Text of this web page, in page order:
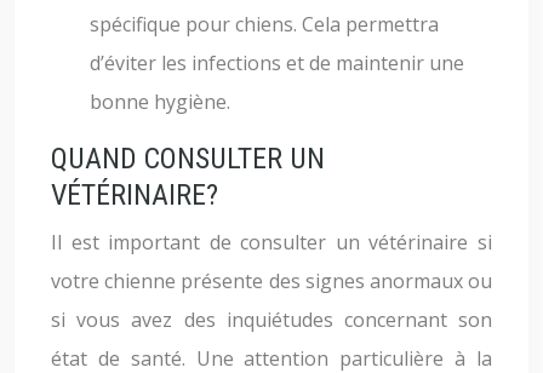
spécifique pour chiens. Cela permettra
d’éviter les infections et de maintenir une
bonne hygiène.
QUAND CONSULTER UN
VÉTÉRINAIRE?
Il est important de consulter un vétérinaire si
votre chienne présente des signes anormaux ou
si vous avez des inquiétudes concernant son
état de santé. Une attention particulière à la